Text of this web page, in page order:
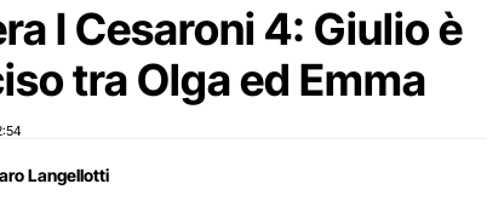
I Cesaroni 4: Giulio è
tra Olga ed Emma
Langellotti